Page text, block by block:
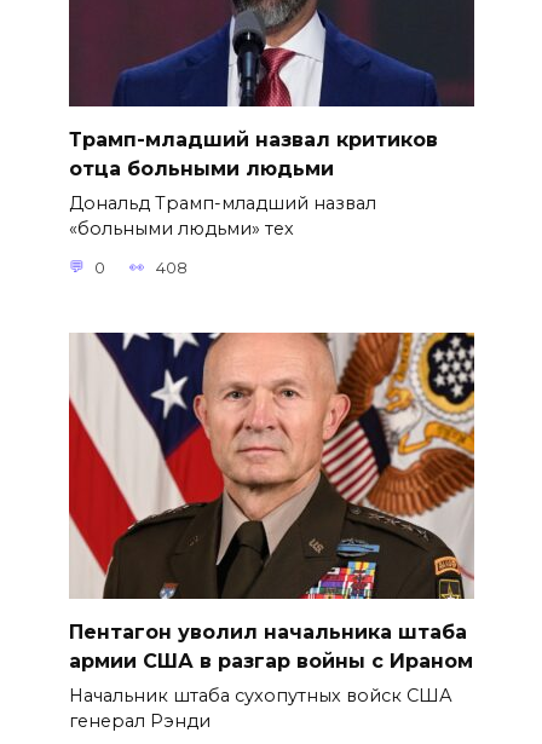
Трамп-младший назвал критиков
отца больными людьми
Дональд Трамп-младший назвал
«больными людьми» тех
0 408
Пентагон уволил начальника штаба
армии США в разгар войны с Ираном
Начальник штаба сухопутных войск США
генерал Рэнди